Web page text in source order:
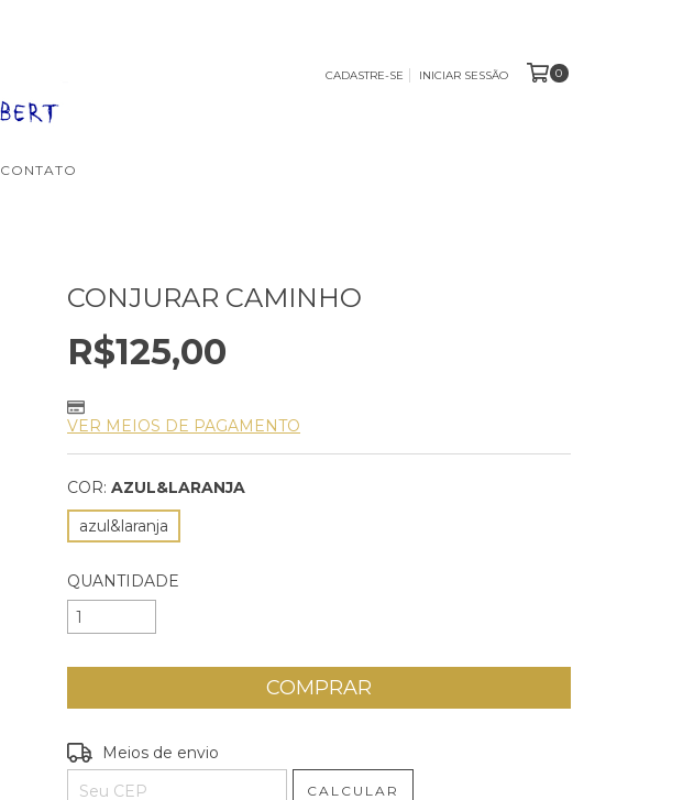
CADASTRE-SE INICIAR SESSÃO 0
CONTATO
CONJURAR CAMINHO
R$125,00
VER MEIOS DE PAGAMENTO
COR: AZUL&LARANJA
azul&laranja
QUANTIDADE
Entregas para o CEP:
Meios de envio
CALCULAR